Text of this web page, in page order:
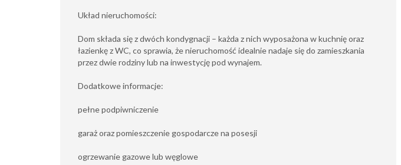
Układ nieruchomości:
Dom składa się z dwóch kondygnacji – każda z nich wyposażona w kuchnię oraz
łazienkę z WC, co sprawia, że nieruchomość idealnie nadaje się do zamieszkania
przez dwie rodziny lub na inwestycję pod wynajem.
Dodatkowe informacje:
pełne podpiwniczenie
garaż oraz pomieszczenie gospodarcze na posesji
ogrzewanie gazowe lub węglowe